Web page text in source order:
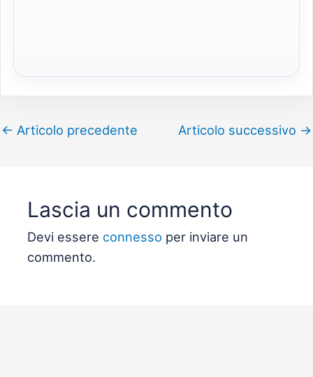
← Articolo precedente Articolo successivo →
Lascia un commento
Devi essere connesso per inviare un
commento.